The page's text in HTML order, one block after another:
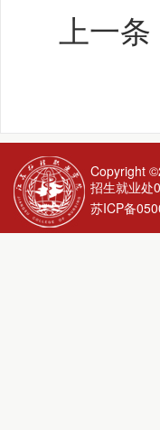
上一条
Copyright
招生就业处
苏ICP备